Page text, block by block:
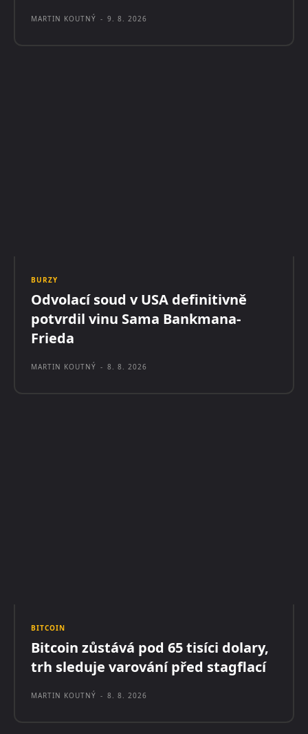
MARTIN KOUTNÝ - 9. 8. 2026
BURZY
Odvolací soud v USA definitivně
potvrdil vinu Sama Bankmana-
Frieda
MARTIN KOUTNÝ - 8. 8. 2026
BITCOIN
Bitcoin zůstává pod 65 tisíci dolary,
trh sleduje varování před stagflací
MARTIN KOUTNÝ - 8. 8. 2026